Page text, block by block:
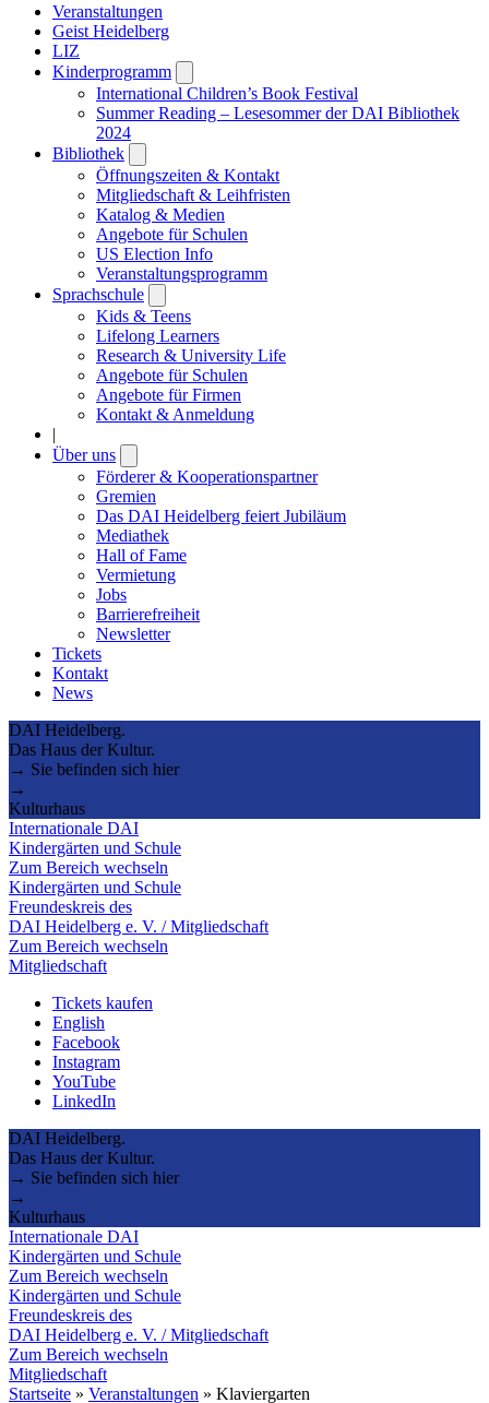
Veranstaltungen
Geist Heidelberg
LIZ
Kinderprogramm
submenu
International Children’s Book Festival
Summer Reading – Lesesommer der DAI Bibliothek
2024
Bibliothek
submenu
Öffnungszeiten & Kontakt
Mitgliedschaft & Leihfristen
Katalog & Medien
Angebote für Schulen
US Election Info
Veranstaltungsprogramm
Sprachschule
submenu
Kids & Teens
Lifelong Learners
Research & University Life
Angebote für Schulen
Angebote für Firmen
Kontakt & Anmeldung
|
Über uns
submenu
Förderer & Kooperationspartner
Gremien
Das DAI Heidelberg feiert Jubiläum
Mediathek
Hall of Fame
Vermietung
Jobs
Barrierefreiheit
Newsletter
Tickets
Kontakt
News
DAI Heidelberg.
Das Haus der Kultur.
→ Sie befinden sich hier
→
Kulturhaus
Internationale DAI
Kindergärten und Schule
Zum Bereich wechseln
Kindergärten und Schule
Freundeskreis des
DAI Heidelberg e. V. / Mitgliedschaft
Zum Bereich wechseln
Mitgliedschaft
Tickets kaufen
English
Facebook
Instagram
YouTube
LinkedIn
DAI Heidelberg.
Das Haus der Kultur.
→ Sie befinden sich hier
→
Kulturhaus
Internationale DAI
Kindergärten und Schule
Zum Bereich wechseln
Kindergärten und Schule
Freundeskreis des
DAI Heidelberg e. V. / Mitgliedschaft
Zum Bereich wechseln
Mitgliedschaft
Startseite » Veranstaltungen » Klaviergarten